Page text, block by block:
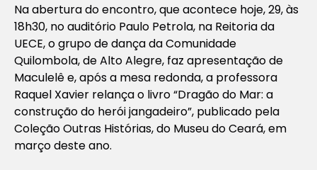
Na abertura do encontro, que acontece hoje, 29, às
18h30, no auditório Paulo Petrola, na Reitoria da
UECE, o grupo de dança da Comunidade
Quilombola, de Alto Alegre, faz apresentação de
Maculelê e, após a mesa redonda, a professora
Raquel Xavier relança o livro “Dragão do Mar: a
construção do herói jangadeiro”, publicado pela
Coleção Outras Histórias, do Museu do Ceará, em
março deste ano.